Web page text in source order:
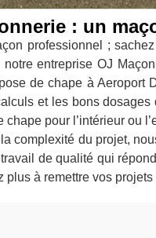
: un
professionnel ;
notre entreprise OJ
de chape à Aeroport
et les bons
chape pour l’intérieur ou
la complexité du projet,
de qualité qui
plus à remettre vos